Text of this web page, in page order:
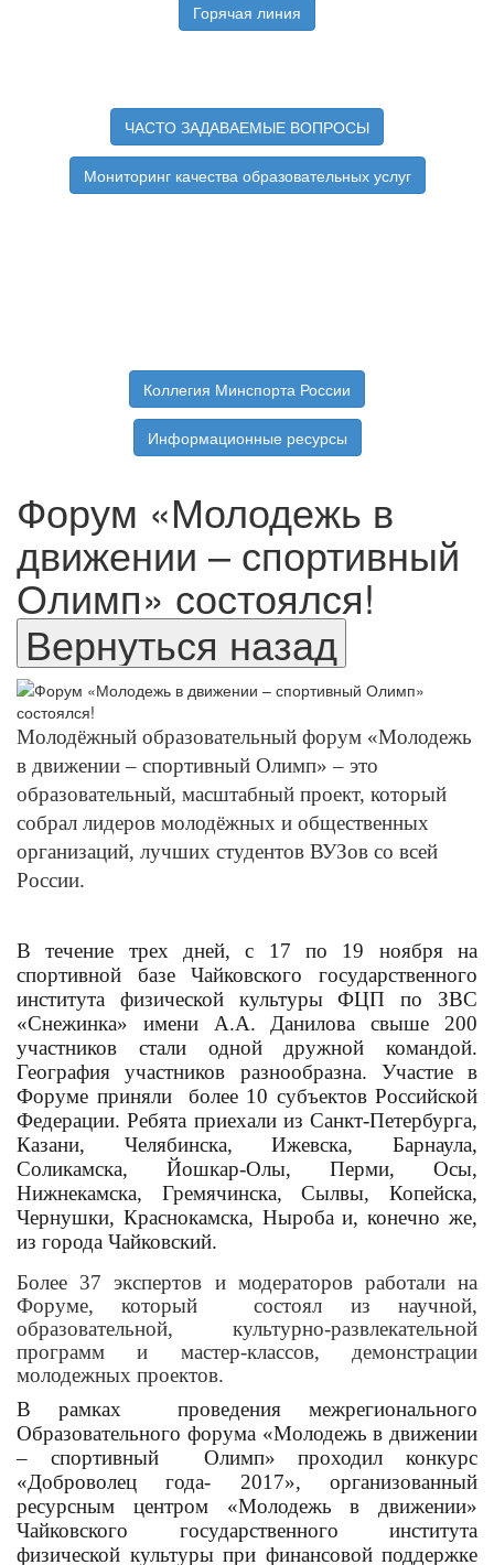
Горячая линия
ЧАСТО ЗАДАВАЕМЫЕ ВОПРОСЫ
Мониторинг качества образовательных услуг
Коллегия Минспорта России
Информационные ресурсы
Форум «Молодежь в
движении – спортивный
Олимп» состоялся!
Молодёжный образовательный форум «Молодежь
в движении – спортивный Олимп» – это
образовательный, масштабный проект, который
собрал лидеров молодёжных и общественных
организаций, лучших студентов ВУЗов со всей
России.
В течение трех дней, с 17 по 19 ноября на
спортивной базе Чайковского государственного
института физической культуры ФЦП по ЗВС
«Снежинка» имени А.А. Данилова свыше 200
участников стали одной дружной командой.
География участников разнообразна. Участие в
Форуме приняли более 10 субъектов Российской
Федерации. Ребята приехали из Санкт-Петербурга,
Казани, Челябинска, Ижевска, Барнаула,
Соликамска, Йошкар-Олы, Перми, Осы,
Нижнекамска, Гремячинска, Сылвы, Копейска,
Чернушки, Краснокамска, Ныроба и, конечно же,
из города Чайковский.
Более 37 экспертов и модераторов работали на
Форуме, который состоял из научной,
образовательной, культурно-развлекательной
программ и мастер-классов, демонстрации
молодежных проектов.
В рамках проведения межрегионального
Образовательного форума «Молодежь в движении
– спортивный Олимп» проходил конкурс
«Доброволец года- 2017», организованный
ресурсным центром «Молодежь в движении»
Чайковского государственного института
физической культуры при финансовой поддержке